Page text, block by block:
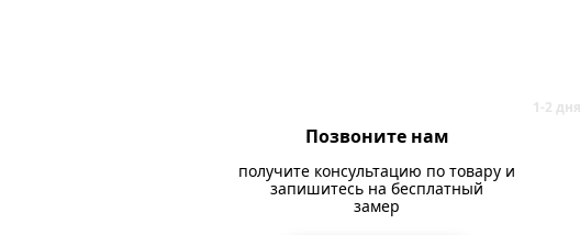
Позвоните нам
получите консультацию по товару и
запишитесь на бесплатный
замер